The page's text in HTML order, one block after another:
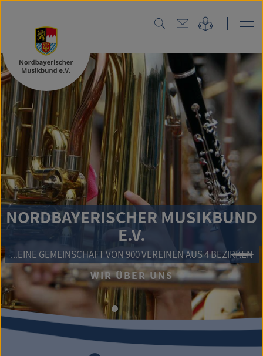
MUSIKBUND
E.V.
VON 900 VEREINEN AUS 4 BEZIRKEN
WIR ÜBER UNS